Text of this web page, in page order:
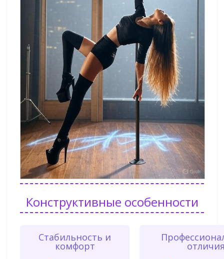
Конструктивные особенности
Стабильность и
комфорт